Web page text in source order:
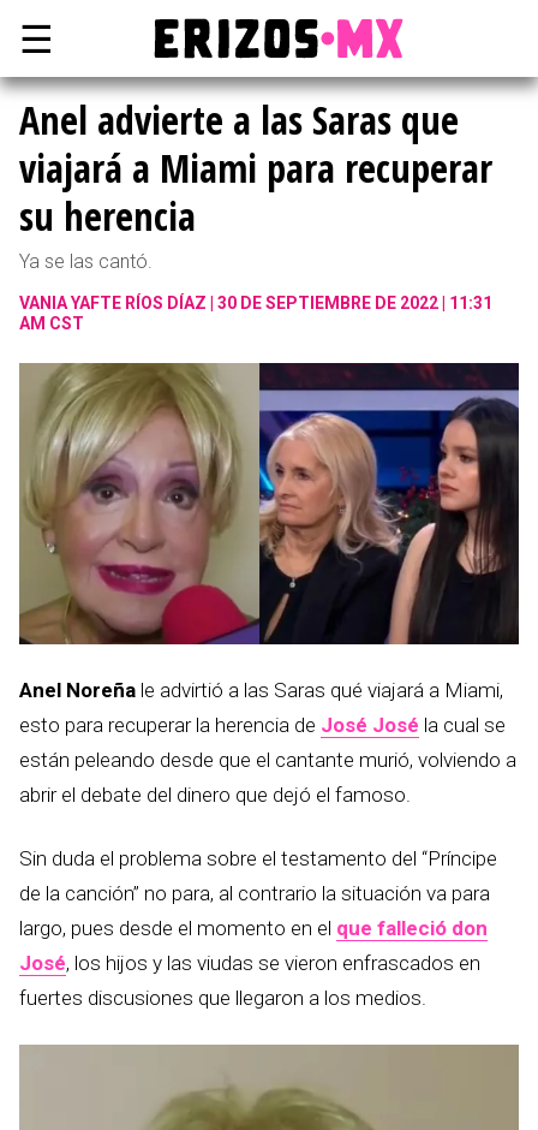
☰
Anel advierte a las Saras que
viajará a Miami para recuperar
su herencia
Ya se las cantó.
VANIA YAFTE RÍOS DÍAZ
30 DE SEPTIEMBRE DE 2022 | 11:31
AM CST
Anel Noreña le advirtió a las Saras qué viajará a Miami,
esto para recuperar la herencia de José José la cual se
están peleando desde que el cantante murió, volviendo a
abrir el debate del dinero que dejó el famoso.
Sin duda el problema sobre el testamento del “Príncipe
de la canción” no para, al contrario la situación va para
largo, pues desde el momento en el que falleció don
José, los hijos y las viudas se vieron enfrascados en
fuertes discusiones que llegaron a los medios.